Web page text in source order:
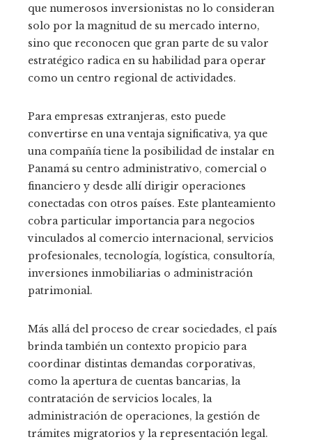
que numerosos inversionistas no lo consideran
solo por la magnitud de su mercado interno,
sino que reconocen que gran parte de su valor
estratégico radica en su habilidad para operar
como un centro regional de actividades.
Para empresas extranjeras, esto puede
convertirse en una ventaja significativa, ya que
una compañía tiene la posibilidad de instalar en
Panamá su centro administrativo, comercial o
financiero y desde allí dirigir operaciones
conectadas con otros países. Este planteamiento
cobra particular importancia para negocios
vinculados al comercio internacional, servicios
profesionales, tecnología, logística, consultoría,
inversiones inmobiliarias o administración
patrimonial.
Más allá del proceso de crear sociedades, el país
brinda también un contexto propicio para
coordinar distintas demandas corporativas,
como la apertura de cuentas bancarias, la
contratación de servicios locales, la
administración de operaciones, la gestión de
trámites migratorios y la representación legal.